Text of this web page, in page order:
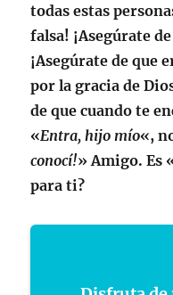
todas estas
falsa! ¡Asegúrate
¡Asegúrate de que
por la gracia de
de que cuando te
«Entra, hijo mío«,
conocí!» Amigo. Es
para ti?